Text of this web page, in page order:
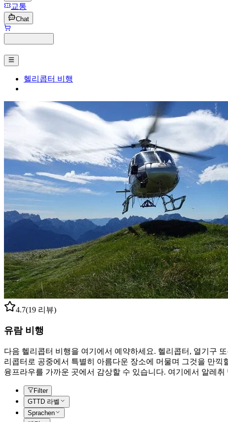
교통
Chat
헬리콥터 비행
4.7(19 리뷰)
유람 비행
다음 헬리콥터 비행을 여기에서 예약하세요. 헬리콥터, 열기구
리콥터로 공중에서 특별히 아름다운 장소에 머물며 그것을 만
융프라우를 가까운 곳에서 감상할 수 있습니다. 여기에서 알레
Filter
GTTD 라벨
Sprachen